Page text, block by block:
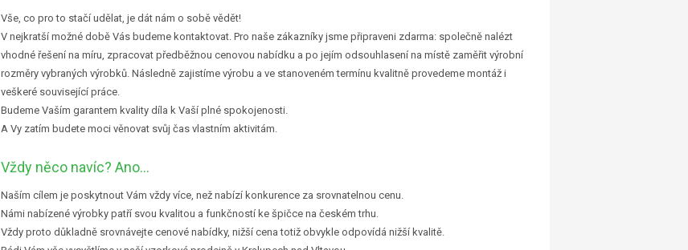
Vše, co pro to stačí udělat, je dát nám o sobě vědět!
V nejkratší možné době Vás budeme kontaktovat. Pro naše zákazníky jsme připraveni zdarma: společně nalézt
vhodné řešení na míru, zpracovat předběžnou cenovou nabídku a po jejím odsouhlasení na místě zaměřit výrobní
rozměry vybraných výrobků. Následně zajistíme výrobu a ve stanoveném termínu kvalitně provedeme montáž i
veškeré související práce.
Budeme Vaším garantem kvality díla k Vaší plné spokojenosti.
A Vy zatím budete moci věnovat svůj čas vlastním aktivitám.
Vždy něco navíc? Ano…
Naším cílem je poskytnout Vám vždy více, než nabízí konkurence za srovnatelnou cenu.
Námi nabízené výrobky patří svou kvalitou a funkčností ke špičce na českém trhu.
Vždy proto důkladně srovnávejte cenové nabídky, nižší cena totiž obvykle odpovídá nižší kvalitě.